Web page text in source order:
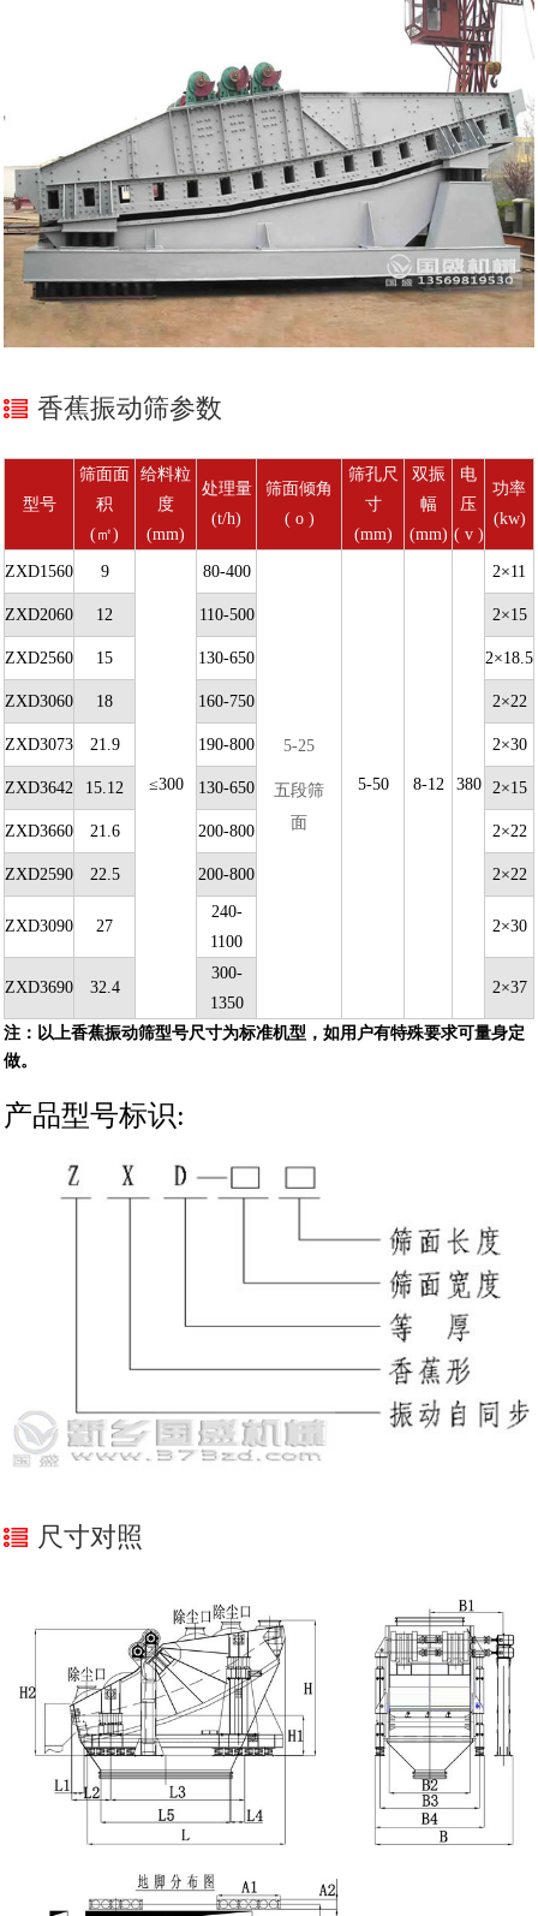
香蕉振动筛参数
型号
筛面面
积
(㎡)
给料粒
度
(mm)
处理量
(t/h)
筛面倾角
( o )
筛孔尺
寸
(mm)
双振
幅
(mm)
电
压
( v )
功率
(kw)
ZXD1560 9
≤300
80-400
5-25
五段筛
面
5-50 8-12 380
2×11
ZXD2060 12 110-500 2×15
ZXD2560 15 130-650 2×18.5
ZXD3060 18 160-750 2×22
ZXD3073 21.9 190-800 2×30
ZXD3642 15.12 130-650 2×15
ZXD3660 21.6 200-800 2×22
ZXD2590 22.5 200-800 2×22
ZXD3090 27
240-
1100
2×30
ZXD3690 32.4
300-
1350
2×37
注：以上香蕉振动筛型号尺寸为标准机型，如用户有特殊要求可量身定
做。
产品型号标识:
尺寸对照